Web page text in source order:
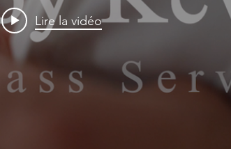
Lire la vidéo